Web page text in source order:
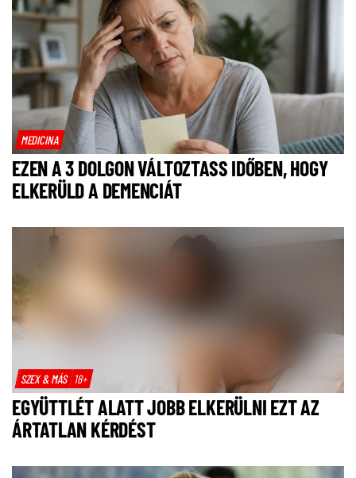
MEDICINA
EZEN A 3 DOLGON VÁLTOZTASS IDŐBEN, HOGY
ELKERÜLD A DEMENCIÁT
SZEX & MÁS 18+
EGYÜTTLÉT ALATT JOBB ELKERÜLNI EZT AZ
ÁRTATLAN KÉRDÉST